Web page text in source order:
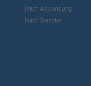
Nach Anwendung
Nach Branche